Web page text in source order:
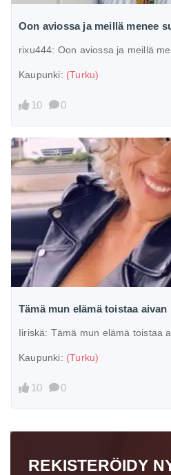
Oon aviossa ja meillä menee
rixu444: Oon aviossa ja meillä
Kaupunki: (Turku)
10 0
Tämä mun elämä toistaa aivan
Iiriskä: Tämä mun elämä toistaa
Kaupunki: (Turku)
10 0
REKISTERÖIDY